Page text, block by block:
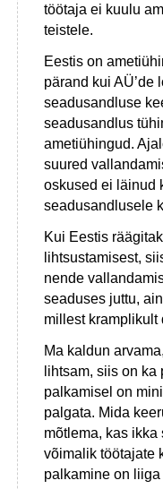
töötaja ei kuulu
teistele.
Eestis on
pärand kui
seadusandluse
seadusandlus
ametiühingud.
suured
oskused ei läinud
seadusandlusele
Kui Eestis
lihtsustamisest,
nende
seaduses juttu,
millest
Ma kaldun
lihtsam, siis on ka
palkamisel on
palgata. Mida
mõtlema, kas
võimalik töötajate
palkamine on